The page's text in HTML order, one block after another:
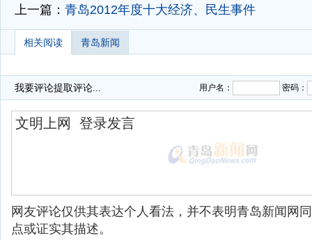
上一篇： 青岛2012年度十大经济、民生事件
相关阅读 青岛新闻
我要评论提取评论... 用户名： 密码：
网友评论仅供其表达个人看法，并不表明青岛新闻网
点或证实其描述。